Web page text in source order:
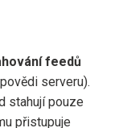
feedů
serveru).
stahují pouze
přistupuje